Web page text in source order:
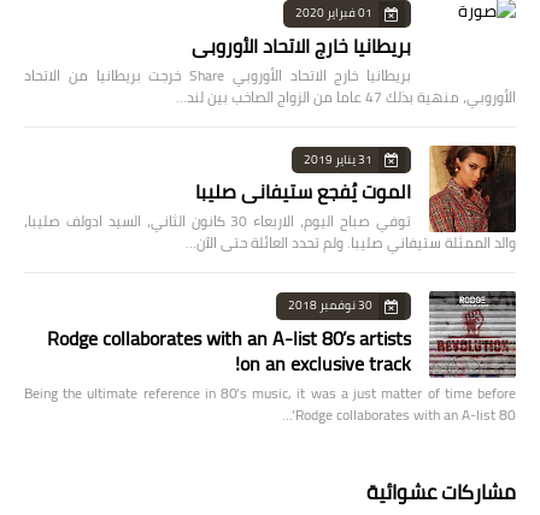
01 فبراير 2020
بريطانيا خارج الاتحاد الأوروبي
بريطانيا خارج الاتحاد الأوروبي Share خرجت بريطانيا من الاتحاد
الأوروبي، منهية بذلك 47 عاما من الزواج الصاخب بين لند…
31 يناير 2019
الموت يُفجع ستيفاني صليبا
توفي صباح اليوم، الاربعاء 30 كانون الثاني، السيد ادولف صليبا،
والد الممثلة ستيفاني صليبا. ولم تحدد العائلة حتى الآن…
30 نوفمبر 2018
Rodge collaborates with an A-list 80’s artists
on an exclusive track!
Being the ultimate reference in 80’s music, it was a just matter of time before
Rodge collaborates with an A-list 80’…
مشاركات عشوائية